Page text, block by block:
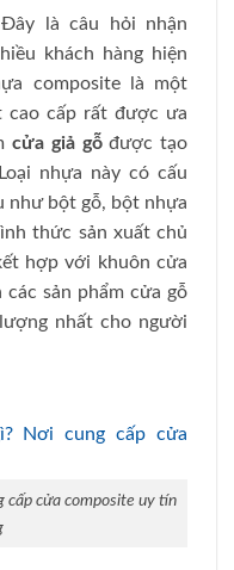
là câu hỏi nhận
khách hàng hiện
composite là một
cao cấp rất được ưa
cửa giả gỗđược tạo
nhựa này có cấu
như bột gỗ, bột nhựa
thức sản xuất chủ
hợp với khuôn cửa
sản phẩm cửa gỗ
nhất cho người
cấp cửa composite uy tín